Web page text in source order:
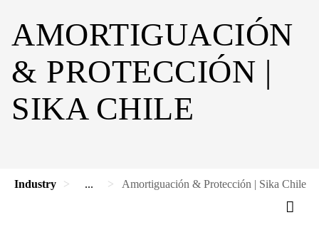
AMORTIGUACIÓN
& PROTECCIÓN |
SIKA CHILE
Industry ... Amortiguación & Protección | Sika Chile